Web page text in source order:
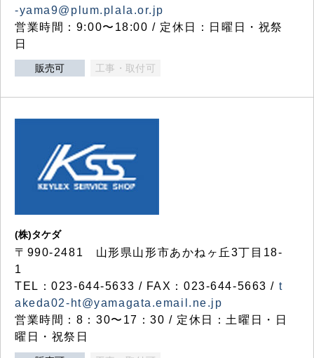
-yama9@plum.plala.or.jp
営業時間：9:00〜18:00 / 定休日：日曜日・祝祭
日
販売可 工事・取付可
(株)タケダ
〒990-2481 山形県山形市あかねヶ丘3丁目18-
1
TEL：023-644-5633 / FAX：023-644-5663 / t
akeda02-ht@yamagata.email.ne.jp
営業時間：8：30〜17：30 / 定休日：土曜日・日
曜日・祝祭日